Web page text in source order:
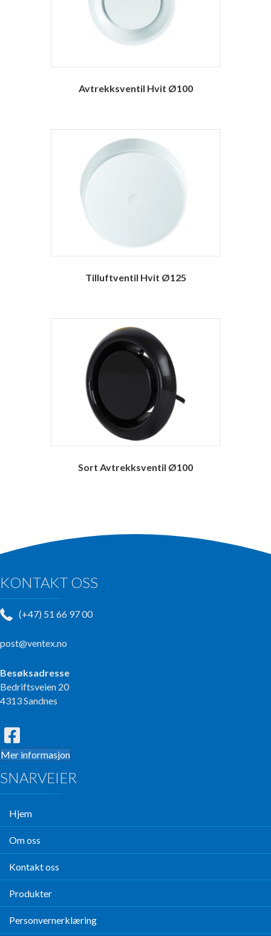
Avtrekksventil Hvit Ø100
Tilluftventil Hvit Ø125
Sort Avtrekksventil Ø100
KONTAKT OSS
(+47) 51 66 97 00
post@ventex.no
Besøksadresse
Bedriftsveien 20
4313 Sandnes
Mer informasjon
SNARVEIER
Hjem
Om oss
Kontakt oss
Produkter
Personvernerklæring